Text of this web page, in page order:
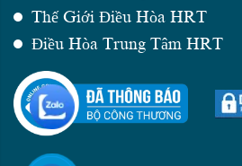
Thế Giới Điều Hòa HRT
Điều Hòa Trung Tâm HRT